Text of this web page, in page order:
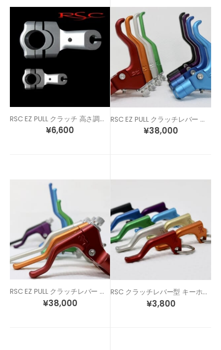
RSC EZ PULL クラッチ 高さ調整用 スペーサー
¥6,600
RSC EZ PULL クラッチレバー トリガーモデル
¥38,000
RSC EZ PULL クラッチレバー ボーンモデル
¥38,000
RSC クラッチレバー型 キーホルダー
¥3,800